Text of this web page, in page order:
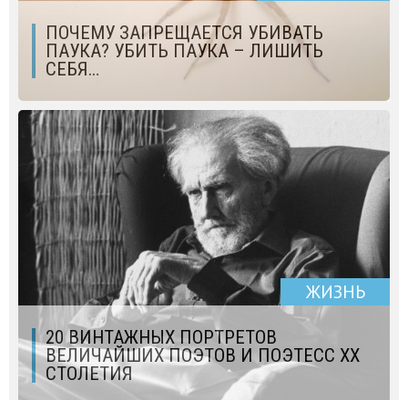
ПОЧЕМУ ЗАПРЕЩАЕТСЯ УБИВАТЬ
ПАУКА? УБИТЬ ПАУКА – ЛИШИТЬ
СЕБЯ…
ЖИЗНЬ
20 ВИНТАЖНЫХ ПОРТРЕТОВ
ВЕЛИЧАЙШИХ ПОЭТОВ И ПОЭТЕСС ХХ
СТОЛЕТИЯ